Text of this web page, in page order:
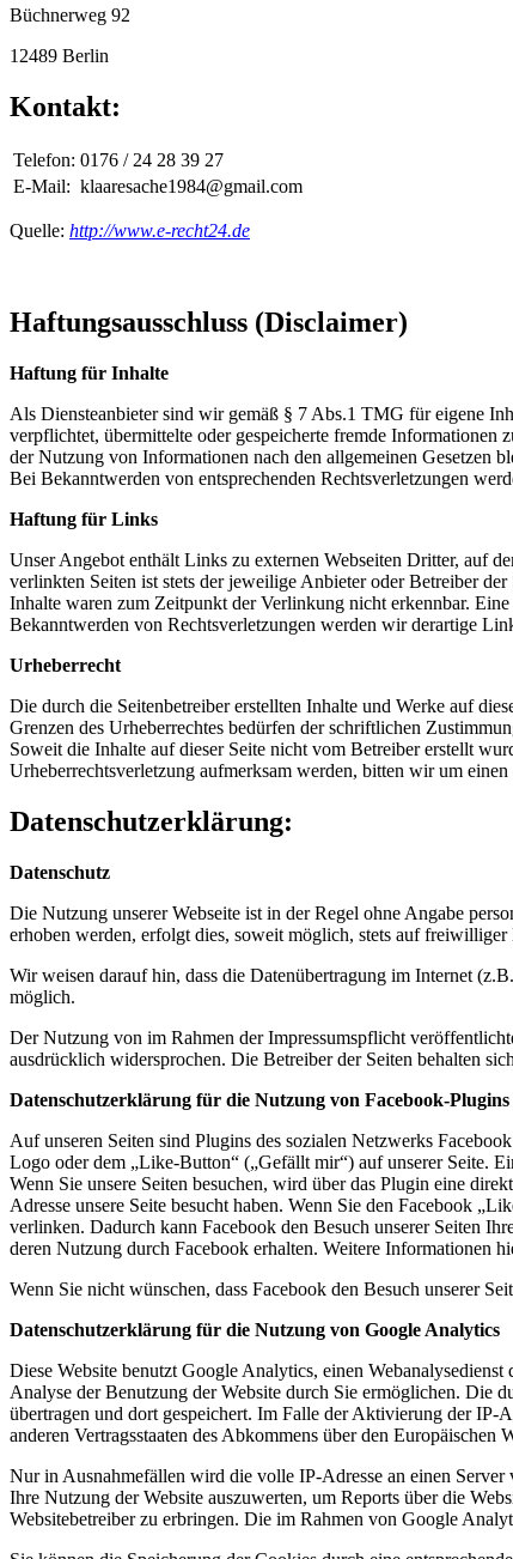
Büchnerweg 92
12489 Berlin
Kontakt:
Telefon: 0176 / 24 28 39 27
E-Mail: klaaresache1984@gmail.com
Quelle: http://www.e-recht24.de
Haftungsausschluss (Disclaimer)
Haftung für Inhalte
Als Diensteanbieter sind wir gemäß § 7 Abs.1 TMG für eigene
verpflichtet, übermittelte oder gespeicherte fremde
der Nutzung von Informationen nach den allgemeinen Gesetzen
Bei Bekanntwerden von entsprechenden Rechtsverletzungen
Haftung für Links
Unser Angebot enthält Links zu externen Webseiten Dritter, auf
verlinkten Seiten ist stets der jeweilige Anbieter oder Betreiber
Inhalte waren zum Zeitpunkt der Verlinkung nicht erkennbar.
Bekanntwerden von Rechtsverletzungen werden wir derartige
Urheberrecht
Die durch die Seitenbetreiber erstellten Inhalte und Werke auf
Grenzen des Urheberrechtes bedürfen der schriftlichen
Soweit die Inhalte auf dieser Seite nicht vom Betreiber erstellt
Urheberrechtsverletzung aufmerksam werden, bitten wir um
Datenschutzerklärung:
Datenschutz
Die Nutzung unserer Webseite ist in der Regel ohne Angabe
erhoben werden, erfolgt dies, soweit möglich, stets auf
Wir weisen darauf hin, dass die Datenübertragung im Internet
möglich.
Der Nutzung von im Rahmen der Impressumspflicht
ausdrücklich widersprochen. Die Betreiber der Seiten behalten
Datenschutzerklärung für die Nutzung von Facebook-
Auf unseren Seiten sind Plugins des sozialen Netzwerks
Logo oder dem „Like-Button“ („Gefällt mir“) auf unserer Seite.
Wenn Sie unsere Seiten besuchen, wird über das Plugin eine
Adresse unsere Seite besucht haben. Wenn Sie den Facebook
verlinken. Dadurch kann Facebook den Besuch unserer Seiten
deren Nutzung durch Facebook erhalten. Weitere Informationen
Wenn Sie nicht wünschen, dass Facebook den Besuch unserer
Datenschutzerklärung für die Nutzung von Google Analytics
Diese Website benutzt Google Analytics, einen
Analyse der Benutzung der Website durch Sie ermöglichen. Die
übertragen und dort gespeichert. Im Falle der Aktivierung der
anderen Vertragsstaaten des Abkommens über den Europäischen
Nur in Ausnahmefällen wird die volle IP-Adresse an einen
Ihre Nutzung der Website auszuwerten, um Reports über die
Websitebetreiber zu erbringen. Die im Rahmen von Google